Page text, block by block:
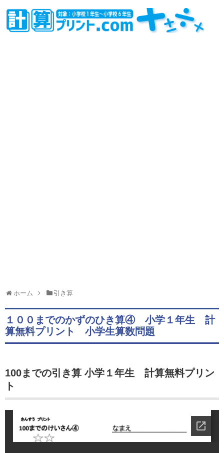
ホーム 引き算
１００までのかずのひき算④ 小学１年生 計
算無料プリント 小学生算数問題
100までの引き算 小学１年生 計算無料プリン
ト